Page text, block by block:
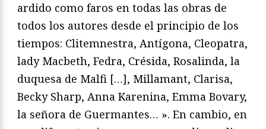
ardido como faros en todas las obras de
todos los autores desde el principio de los
tiempos: Clitemnestra, Antígona, Cleopatra,
lady Macbeth, Fedra, Crésida, Rosalinda, la
duquesa de Malfi […], Millamant, Clarisa,
Becky Sharp, Anna Karenina, Emma Bovary,
la señora de Guermantes… ». En cambio, en